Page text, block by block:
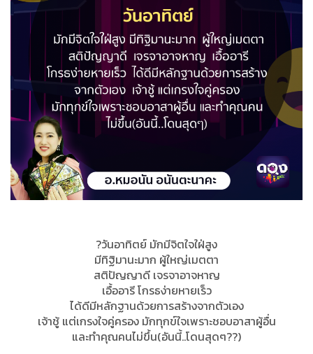
?วันอาทิตย์ มักมีจิตใจใฝ่สูง
มีทิฐิมานะมาก ผู้ใหญ่เมตตา
สติปัญญาดี เจรจาอาจหาญ
เอื้ออารี โกรธง่ายหายเร็ว
ได้ดีมีหลักฐานด้วยการสร้างจากตัวเอง
เจ้าชู้ แต่เกรงใจคู่ครอง มักทุกข์ใจเพราะชอบอาสาผู้อื่น
และทำคุณคนไม่ขึ้น(อันนี้..โดนสุดๆ??)